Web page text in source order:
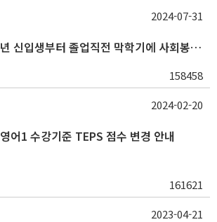
☆ [사회봉사] '23년 신입생부터 졸업직전 막학기에 사회봉사1,2,3 수강 불가
158458
2024-07-31
어1 수강기준 TEPS 점수 변경 안내
161621
2024-02-20
2023-04-21